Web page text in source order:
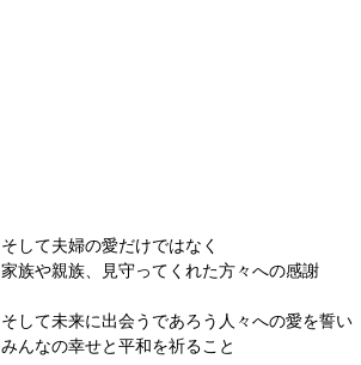
そして夫婦の愛だけではなく
家族や親族、見守ってくれた方々への感謝
そして未来に出会うであろう人々への愛を誓い
みんなの幸せと平和を祈ること